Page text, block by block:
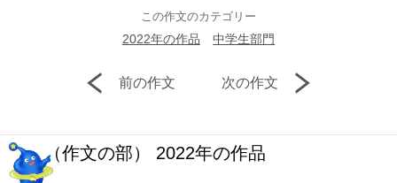
この作文のカテゴリー
2022年の作品 中学生部門
前の作文 次の作文
（作文の部） 2022年の作品